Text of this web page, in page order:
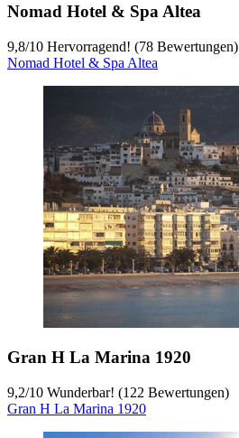
Nomad Hotel & Spa Altea
9,8/10 Hervorragend! (78 Bewertungen)
Nomad Hotel & Spa Altea
Gran H La Marina 1920
9,2/10 Wunderbar! (122 Bewertungen)
Gran H La Marina 1920